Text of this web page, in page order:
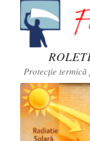
Protecție